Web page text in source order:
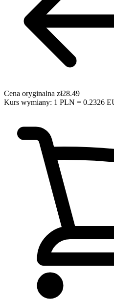
Cena oryginalna zł28.49
Kurs wymiany: 1 PLN = 0.2326